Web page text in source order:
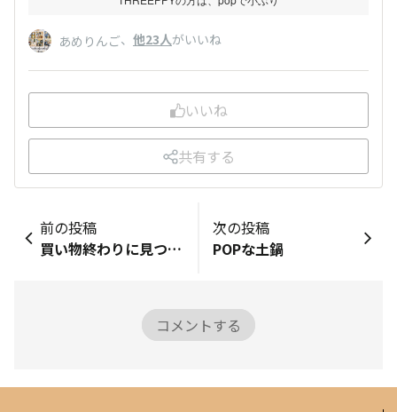
あめりんご、 他23人がいいね
いいね
共有する
前の投稿
買い物終わりに見つけてしまった😱
次の投稿
POPな土鍋
コメントする